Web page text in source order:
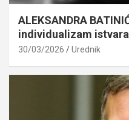
ALEKSANDRA
individualizam
30/03/2026 Urednik